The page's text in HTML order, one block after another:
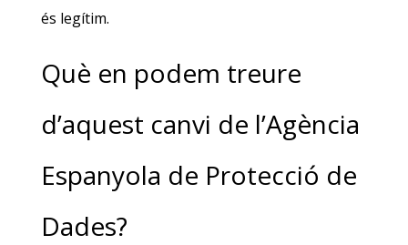
és legítim.
Què en podem treure
d’aquest canvi de l’Agència
Espanyola de Protecció de
Dades?